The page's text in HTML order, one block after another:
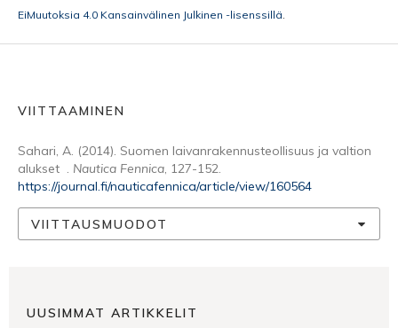
EiMuutoksia 4.0 Kansainvälinen Julkinen -lisenssillä.
VIITTAAMINEN
Sahari, A. (2014). Suomen laivanrakennusteollisuus ja valtion
alukset . Nautica Fennica, 127-152.
https://journal.fi/nauticafennica/article/view/160564
VIITTAUSMUODOT
UUSIMMAT ARTIKKELIT